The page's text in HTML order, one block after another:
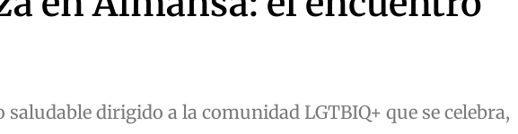
dirigido a la comunidad LGTBIQ+ que se celebra,